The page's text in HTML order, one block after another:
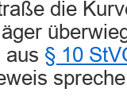
die
aus § 10